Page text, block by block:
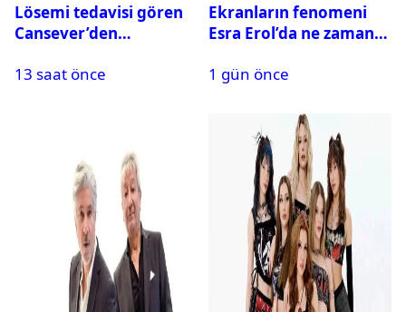
Lösemi tedavisi gören
Cansever’den
13 saat önce
Ekranların fenomeni
Esra Erol’da ne zaman
1 gün önce